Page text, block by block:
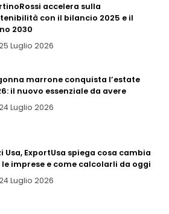
accelera sulla
con il bilancio 2025 e il
2030
Luglio 2026
marrone conquista l’estate
il nuovo essenziale da avere
Luglio 2026
Usa, ExportUsa spiega cosa cambia
le imprese e come calcolarli da oggi
Luglio 2026